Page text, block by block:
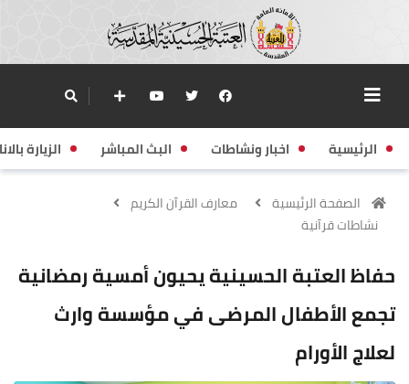
الرئيسية اخبار ونشاطات البث المباشر الزيارة
الصفحة الرئيسية
معارف القرآن الكريم
نشاطات قرآنية
حفاظ العتبة الحسينية يحيون أمسية رمضانية
تجمع الأطفال المرضى في مؤسسة وارث
لعلاج الأورام